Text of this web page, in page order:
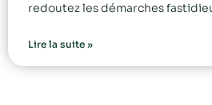
redoutez les démarches
Lire la suite »